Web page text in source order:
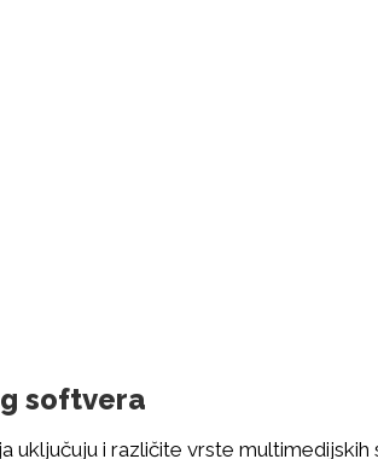
softvera
i različite vrste multimedijskih